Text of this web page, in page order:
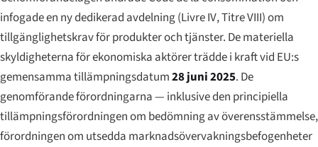
infogade en ny dedikerad avdelning (Livre IV, Titre VIII) om
tillgänglighetskrav för produkter och tjänster. De materiella
skyldigheterna för ekonomiska aktörer trädde i kraft vid EU:s
gemensamma tillämpningsdatum28 juni 2025. De
genomförande förordningarna — inklusive den principiella
tillämpningsförordningen om bedömning av överensstämmelse,
förordningen om utsedda marknadsövervakningsbefogenheter